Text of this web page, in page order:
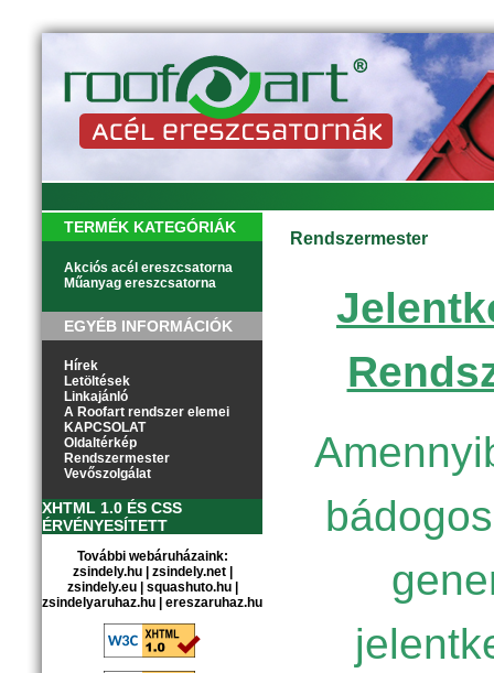
TERMÉK KATEGÓRIÁK
Akciós acél ereszcsatorna
Műanyag ereszcsatorna
EGYÉB INFORMÁCIÓK
Hírek
Letöltések
Linkajánló
A Roofart rendszer elemei
KAPCSOLAT
Oldaltérkép
Rendszermester
Vevőszolgálat
XHTML 1.0 ÉS CSS
ÉRVÉNYESÍTETT
További webáruházaink:
zsindely.hu| zsindely.net|
zsindely.eu| squashuto.hu|
zsindelyaruhaz.hu
ereszaruhaz.hu
Rendszermester